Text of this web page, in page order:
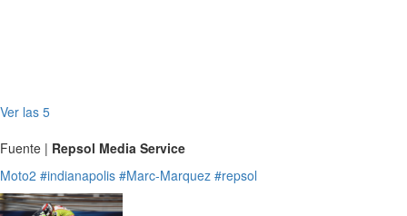
Ver las 5
Fuente | Repsol Media Service
Moto2 #indianapolis #Marc-Marquez #repsol